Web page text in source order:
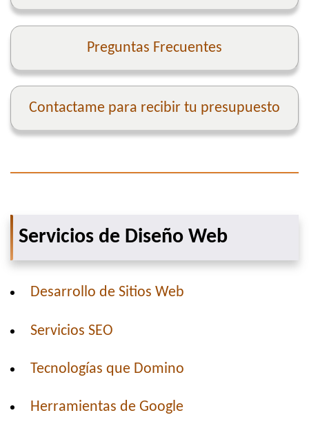
Preguntas Frecuentes
Contactame para recibir tu presupuesto
Servicios de Diseño Web
Desarrollo de Sitios Web
Servicios SEO
Tecnologías que Domino
Herramientas de Google